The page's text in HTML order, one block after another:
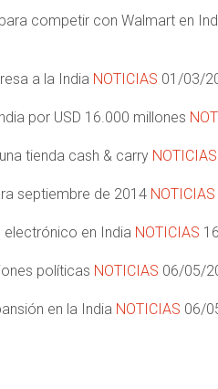
competir con Walmart en
a la India NOTICIAS 01/03/
por USD 16.000 millones
tienda cash & carry NOTICIAS
septiembre de 2014 NOTICIAS
en India NOTICIAS
políticas NOTICIAS 06/05/
en la India NOTICIAS 06/